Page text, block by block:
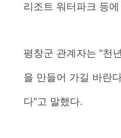
리조트 워터파크 등
평창군 관계자는 "천
을 만들어 가길 바란
다"고 말했다.